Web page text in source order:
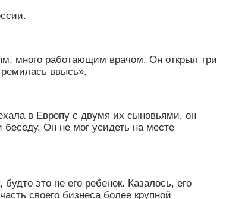
много работающим врачом. Он открыл три
ввысь».
в Европу с двумя их сыновьями, он
Он не мог усидеть на месте
это не его ребенок. Казалось, его
своего бизнеса более крупной